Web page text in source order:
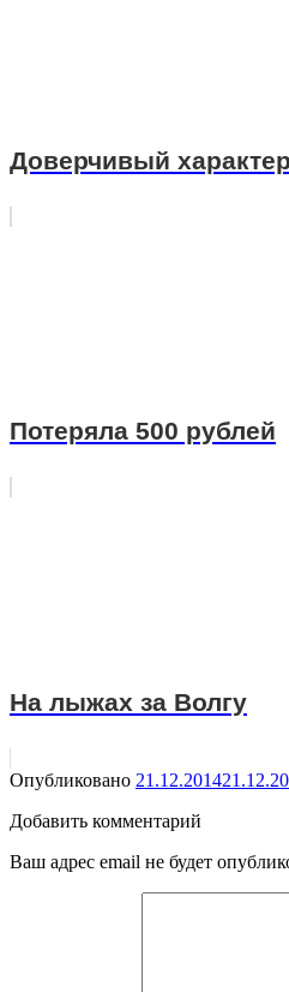
Доверчивый характер
Потеряла 500 рублей
На лыжах за Волгу
Опубликовано 21.12.2014
Добавить комментарий
Ваш адрес email не будет